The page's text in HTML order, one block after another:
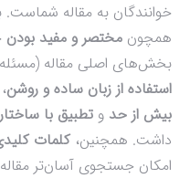
خوانندگان به مقاله شماست.
همچون مختصر و مفید بودن
بخش‌های اصلی مقاله
استفاده از زبان ساده و روشن،
بیش از حد و تطبیق با
داشت. همچنین،کلمات
امکان جستجوی آسان‌تر مقاله